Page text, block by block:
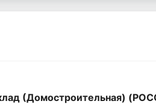
(Домостроительная)